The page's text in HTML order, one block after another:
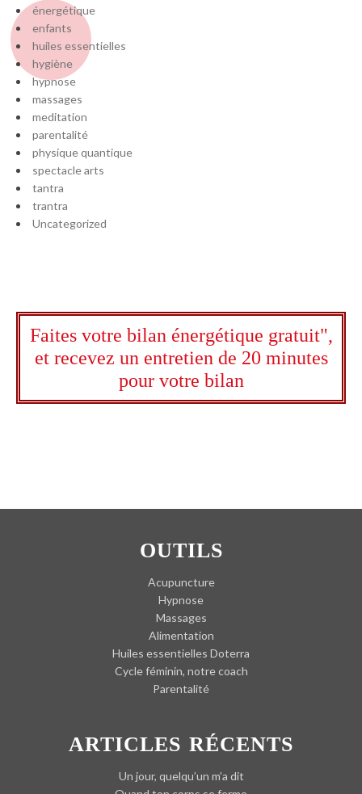
énergétique
enfants
huiles essentielles
hygiène
hypnose
massages
meditation
parentalité
physique quantique
spectacle arts
tantra
trantra
Uncategorized
Faites votre bilan énergétique gratuit",
et recevez un entretien de 20 minutes
pour votre bilan
OUTILS
Acupuncture
Hypnose
Massages
Alimentation
Huiles essentielles Doterra
Cycle féminin, notre coach
Parentalité
ARTICLES RÉCENTS
Un jour, quelqu’un m’a dit